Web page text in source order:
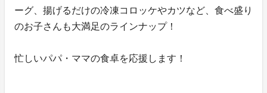
ーグ、揚げるだけの冷凍コロッケやカツなど、食べ盛り
のお子さんも大満足のラインナップ！
忙しいパパ・ママの食卓を応援します！